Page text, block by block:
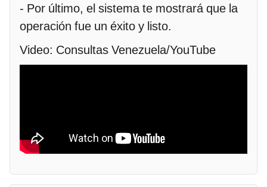
- Por último, el sistema te mostrará que la
operación fue un éxito y listo.
Video: Consultas Venezuela/YouTube